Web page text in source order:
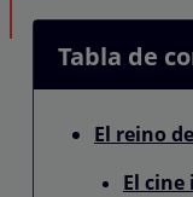
Tabla de
El reino
El